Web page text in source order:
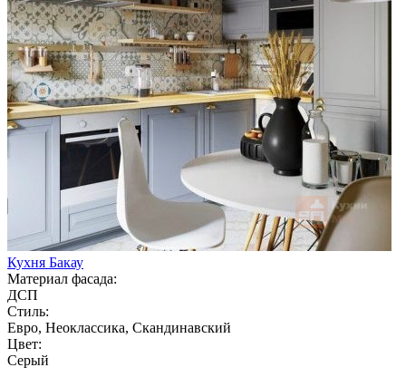
Кухня Бакау
Материал фасада:
ДСП
Стиль:
Евро, Неоклассика, Скандинавский
Цвет:
Серый